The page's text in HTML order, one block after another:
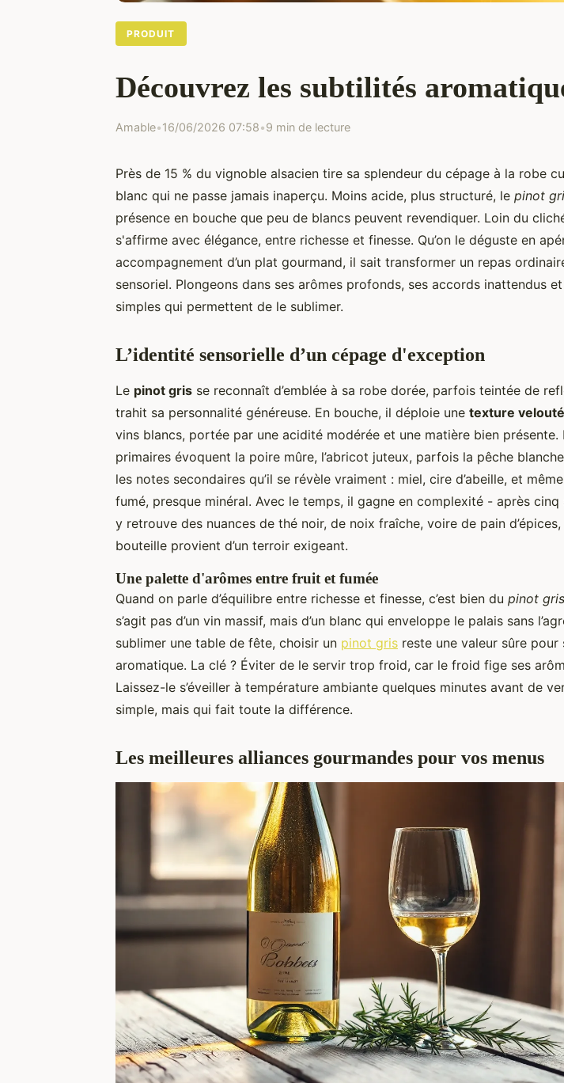
PRODUIT
Découvrez les subtilités
Amable•16/06/2026 07:58•9 min de lecture
Près de 15 % du vignoble alsacien tire sa splendeur du cépage à la robe
blanc qui ne passe jamais inaperçu. Moins acide, plus structuré, le pinot
présence en bouche que peu de blancs peuvent revendiquer. Loin du
s'affirme avec élégance, entre richesse et finesse. Qu’on le déguste en
accompagnement d’un plat gourmand, il sait transformer un repas
sensoriel. Plongeons dans ses arômes profonds, ses accords inattendus
simples qui permettent de le sublimer.
L’identité sensorielle d’un cépage d'exception
Le pinot gris se reconnaît d’emblée à sa robe dorée, parfois teintée de
trahit sa personnalité généreuse. En bouche, il déploie une texture
vins blancs, portée par une acidité modérée et une matière bien présente.
primaires évoquent la poire mûre, l’abricot juteux, parfois la pêche
les notes secondaires qu’il se révèle vraiment : miel, cire d’abeille, et
fumé, presque minéral. Avec le temps, il gagne en complexité - après cinq
y retrouve des nuances de thé noir, de noix fraîche, voire de pain
bouteille provient d’un terroir exigeant.
Une palette d'arômes entre fruit et fumée
Quand on parle d’équilibre entre richesse et finesse, c’est bien du pinot gris
s’agit pas d’un vin massif, mais d’un blanc qui enveloppe le palais sans
sublimer une table de fête, choisir un pinot gris reste une valeur sûre
aromatique. La clé ? Éviter de le servir trop froid, car le froid fige ses
Laissez-le s’éveiller à température ambiante quelques minutes avant de
simple, mais qui fait toute la différence.
Les meilleures alliances gourmandes pour vos menus